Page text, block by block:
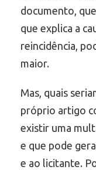
documento,
que explica a
reincidência,
maior.
Mas, quais
próprio artigo
existir uma
e que pode
e ao licitante.